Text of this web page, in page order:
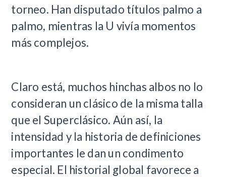
torneo. Han disputado títulos palmo a
palmo, mientras la U vivía momentos
más complejos.
Claro está, muchos hinchas albos no lo
consideran un clásico de la misma talla
que el Superclásico. Aún así, la
intensidad y la historia de definiciones
importantes le dan un condimento
especial. El historial global favorece a